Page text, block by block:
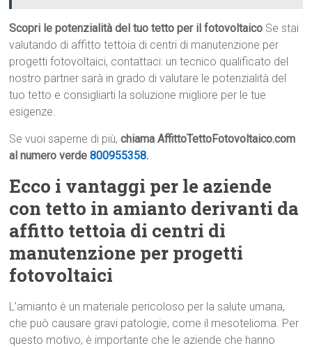
Scopri le potenzialità del tuo tetto per il fotovoltaico Se stai
valutando di affitto tettoia di centri di manutenzione per
progetti fotovoltaici, contattaci: un tecnico qualificato del
nostro partner sarà in grado di valutare le potenzialità del
tuo tetto e consigliarti la soluzione migliore per le tue
esigenze.
Se vuoi saperne di più,chiama AffittoTettoFotovoltaico.com
al numero verde800955358.
Ecco i vantaggi per le aziende
con tetto in amianto derivanti da
affitto tettoia di centri di
manutenzione per progetti
fotovoltaici
L’amianto è un materiale pericoloso per la salute umana,
che può causare gravi patologie, come il mesotelioma. Per
questo motivo, è importante che le aziende che hanno